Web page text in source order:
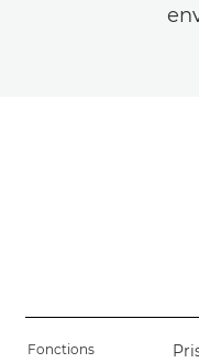
Fonctions